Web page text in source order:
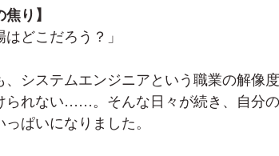
り】
どこだろう？」
システムエンジニアという職業の解像
られない……。そんな日々が続き、自分
ぱいになりました。